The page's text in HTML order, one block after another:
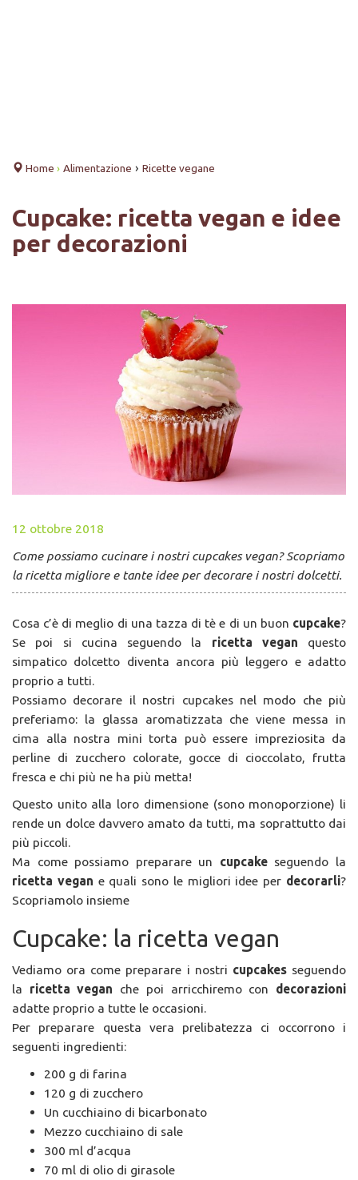
Home › Alimentazione › Ricette vegane
Cupcake: ricetta vegan e idee
per decorazioni
12 ottobre 2018
Come possiamo cucinare i nostri cupcakes vegan? Scopriamo
la ricetta migliore e tante idee per decorare i nostri dolcetti.
Cosa c’è di meglio di una tazza di tè e di un buon cupcake?
Se poi si cucina seguendo la ricetta vegan questo
simpatico dolcetto diventa ancora più leggero e adatto
proprio a tutti.
Possiamo decorare il nostri cupcakes nel modo che più
preferiamo: la glassa aromatizzata che viene messa in
cima alla nostra mini torta può essere impreziosita da
perline di zucchero colorate, gocce di cioccolato, frutta
fresca e chi più ne ha più metta!
Questo unito alla loro dimensione (sono monoporzione) li
rende un dolce davvero amato da tutti, ma soprattutto dai
più piccoli.
Ma come possiamo preparare un cupcakeseguendo la
ricetta vegan e quali sono le migliori idee per decorarli?
Scopriamolo insieme
Cupcake: la ricetta vegan
Vediamo ora come preparare i nostri cupcakes seguendo
la ricetta vegan che poi arricchiremo con decorazioni
adatte proprio a tutte le occasioni.
Per preparare questa vera prelibatezza ci occorrono i
seguenti ingredienti:
200 g di farina
120 g di zucchero
Un cucchiaino di bicarbonato
Mezzo cucchiaino di sale
300 ml d’acqua
70 ml di olio di girasole